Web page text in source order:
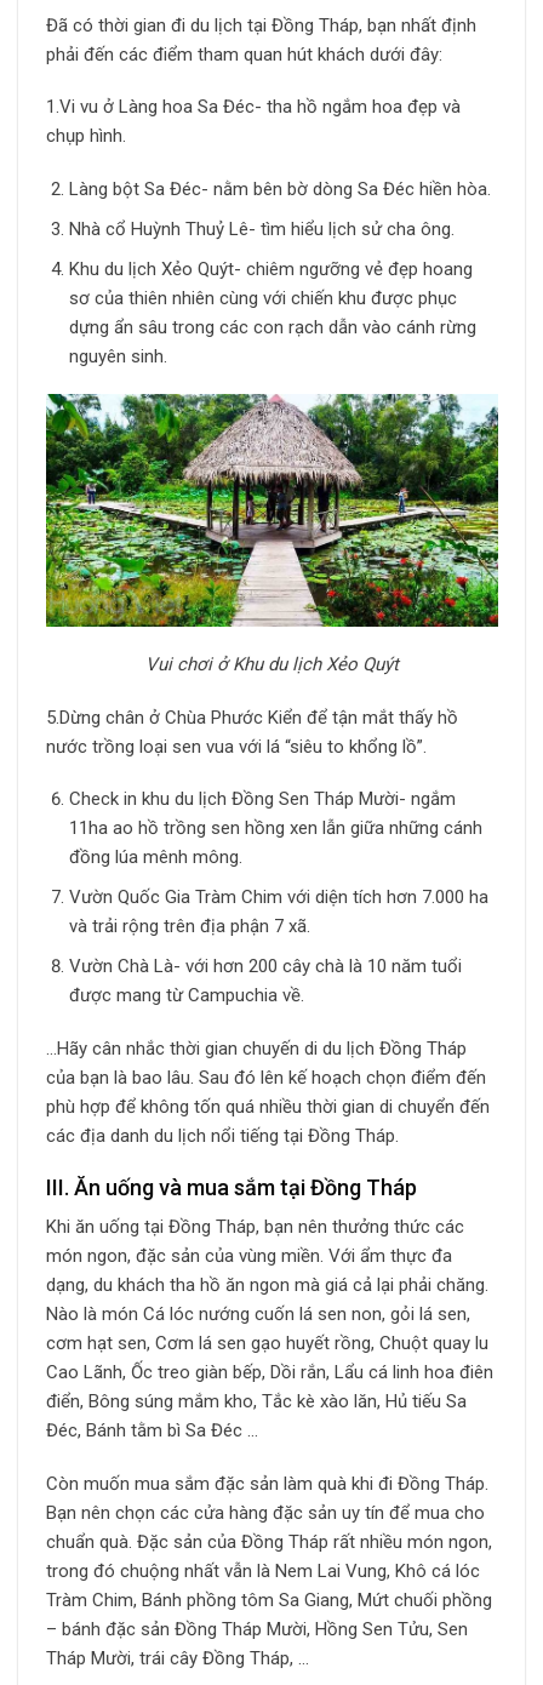
Đã có thời gian đi du lịch tại Đồng Tháp, bạn nhất định
phải đến các điểm tham quan hút khách dưới đây:
1.Vi vu ở Làng hoa Sa Đéc- tha hồ ngắm hoa đẹp và
chụp hình.
Làng bột Sa Đéc- nằm bên bờ dòng Sa Đéc hiền hòa.
Nhà cổ Huỳnh Thuỷ Lê- tìm hiểu lịch sử cha ông.
Khu du lịch Xẻo Quýt- chiêm ngưỡng vẻ đẹp hoang
sơ của thiên nhiên cùng với chiến khu được phục
dựng ẩn sâu trong các con rạch dẫn vào cánh rừng
nguyên sinh.
Vui chơi ở Khu du lịch Xẻo Quýt
5.Dừng chân ở Chùa Phước Kiển để tận mắt thấy hồ
nước trồng loại sen vua với lá “siêu to khổng lồ”.
Check in khu du lịch Đồng Sen Tháp Mười- ngắm
11ha ao hồ trồng sen hồng xen lẫn giữa những cánh
đồng lúa mênh mông.
Vườn Quốc Gia Tràm Chim với diện tích hơn 7.000 ha
và trải rộng trên địa phận 7 xã.
Vườn Chà Là- với hơn 200 cây chà là 10 năm tuổi
được mang từ Campuchia về.
…Hãy cân nhắc thời gian chuyến di du lịch Đồng Tháp
của bạn là bao lâu. Sau đó lên kế hoạch chọn điểm đến
phù hợp để không tốn quá nhiều thời gian di chuyển đến
các địa danh du lịch nổi tiếng tại Đồng Tháp.
III. Ăn uống và mua sắm tại Đồng Tháp
Khi ăn uống tại Đồng Tháp, bạn nên thưởng thức các
món ngon, đặc sản của vùng miền. Với ẩm thực đa
dạng, du khách tha hồ ăn ngon mà giá cả lại phải chăng.
Nào là món Cá lóc nướng cuốn lá sen non, gỏi lá sen,
cơm hạt sen, Cơm lá sen gạo huyết rồng, Chuột quay lu
Cao Lãnh, Ốc treo giàn bếp, Dồi rắn, Lẩu cá linh hoa điên
điển, Bông súng mắm kho, Tắc kè xào lăn, Hủ tiếu Sa
Đéc, Bánh tằm bì Sa Đéc …
Còn muốn mua sắm đặc sản làm quà khi đi Đồng Tháp.
Bạn nên chọn các cửa hàng đặc sản uy tín để mua cho
chuẩn quà. Đặc sản của Đồng Tháp rất nhiều món ngon,
trong đó chuộng nhất vẫn là Nem Lai Vung, Khô cá lóc
Tràm Chim, Bánh phồng tôm Sa Giang, Mứt chuối phồng
– bánh đặc sản Đồng Tháp Mười, Hồng Sen Tửu, Sen
Tháp Mười, trái cây Đồng Tháp, …